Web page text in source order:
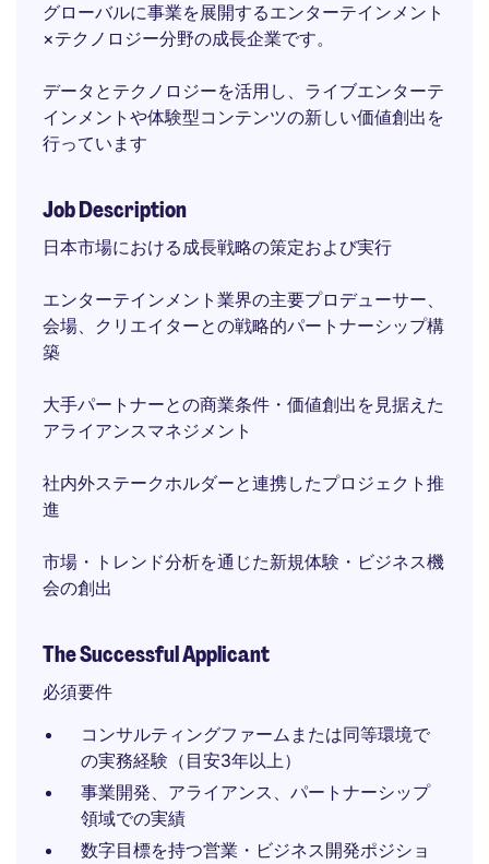
グローバルに事業を展開するエンターテインメント
×テクノロジー分野の成長企業です。
データとテクノロジーを活用し、ライブエンターテ
インメントや体験型コンテンツの新しい価値創出を
行っています
Job Description
日本市場における成長戦略の策定および実行
エンターテインメント業界の主要プロデューサー、
会場、クリエイターとの戦略的パートナーシップ構
築
大手パートナーとの商業条件・価値創出を見据えた
アライアンスマネジメント
社内外ステークホルダーと連携したプロジェクト推
進
市場・トレンド分析を通じた新規体験・ビジネス機
会の創出
The Successful Applicant
必須要件
コンサルティングファームまたは同等環境で
の実務経験（目安3年以上）
事業開発、アライアンス、パートナーシップ
領域での実績
数字目標を持つ営業・ビジネス開発ポジショ